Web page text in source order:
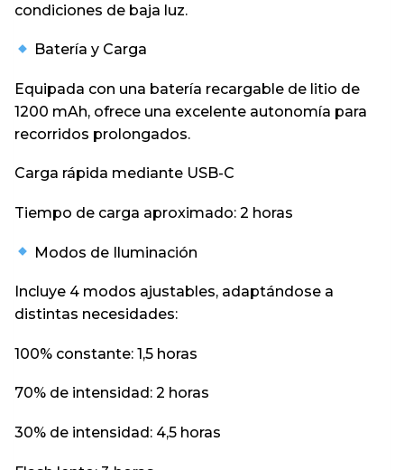
condiciones de baja luz.
Batería y Carga
Equipada con una batería recargable de litio de
1200 mAh, ofrece una excelente autonomía para
recorridos prolongados.
Carga rápida mediante USB-C
Tiempo de carga aproximado: 2 horas
Modos de Iluminación
Incluye 4 modos ajustables, adaptándose a
distintas necesidades:
100% constante: 1,5 horas
70% de intensidad: 2 horas
30% de intensidad: 4,5 horas